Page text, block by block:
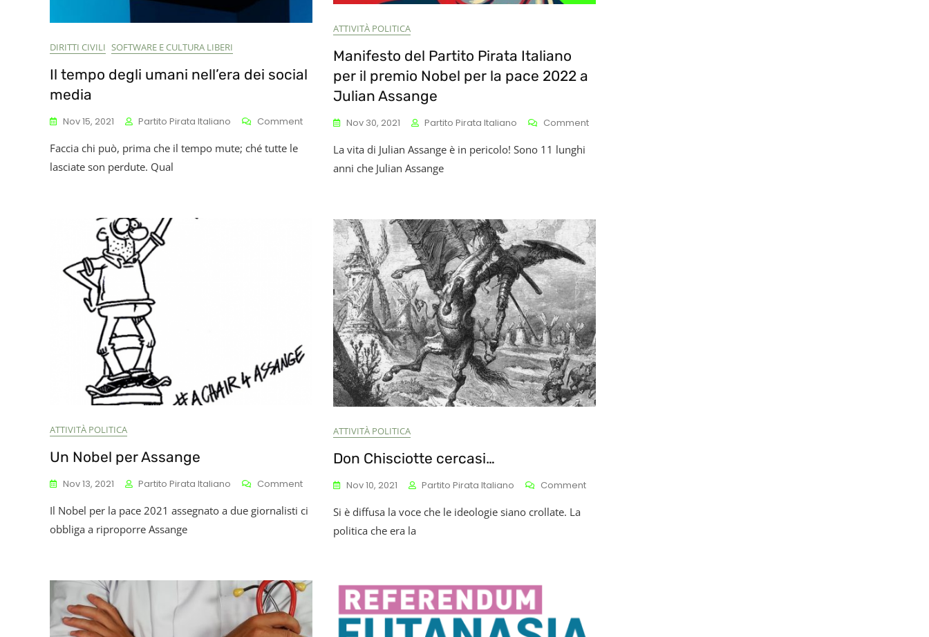
ATTIVITÀ POLITICA
Manifesto del Partito Pirata Italiano
per il premio Nobel per la pace 2022 a
Julian Assange
Nov 30, 2021 Partito Pirata Italiano CommentOn
Il
Premio
Nobel
Per
La
Pace
2022
A
Julian
Assange
La vita di Julian Assange è in pericolo! Sono 11 lunghi
anni che Julian Assange
DIRITTI CIVILI SOFTWARE E CULTURA LIBERI
Il tempo degli umani nell’era dei social
media
Nov 15, 2021 Partito Pirata Italiano CommentOn
Tempo
Faccia chi può, prima che il tempo mute; ché tutte le
lasciate son perdute. Qual
ATTIVITÀ POLITICA
Un Nobel per Assange
Nov 13, 2021 Partito Pirata Italiano CommentOn
Nobel
Assange
Il Nobel per la pace 2021 assegnato a due giornalisti ci
obbliga a riproporre Assange
ATTIVITÀ POLITICA
Don Chisciotte cercasi…
Nov 10, 2021 Partito Pirata Italiano CommentOn
Si è diffusa la voce che le ideologie siano crollate. La
politica che era la